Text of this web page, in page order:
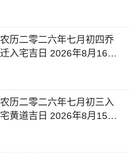
农历二零二六年七月初四乔
迁入宅吉日 2026年8月16日
农历二零二六年七月初三入
宅黄道吉日 2026年8月15日